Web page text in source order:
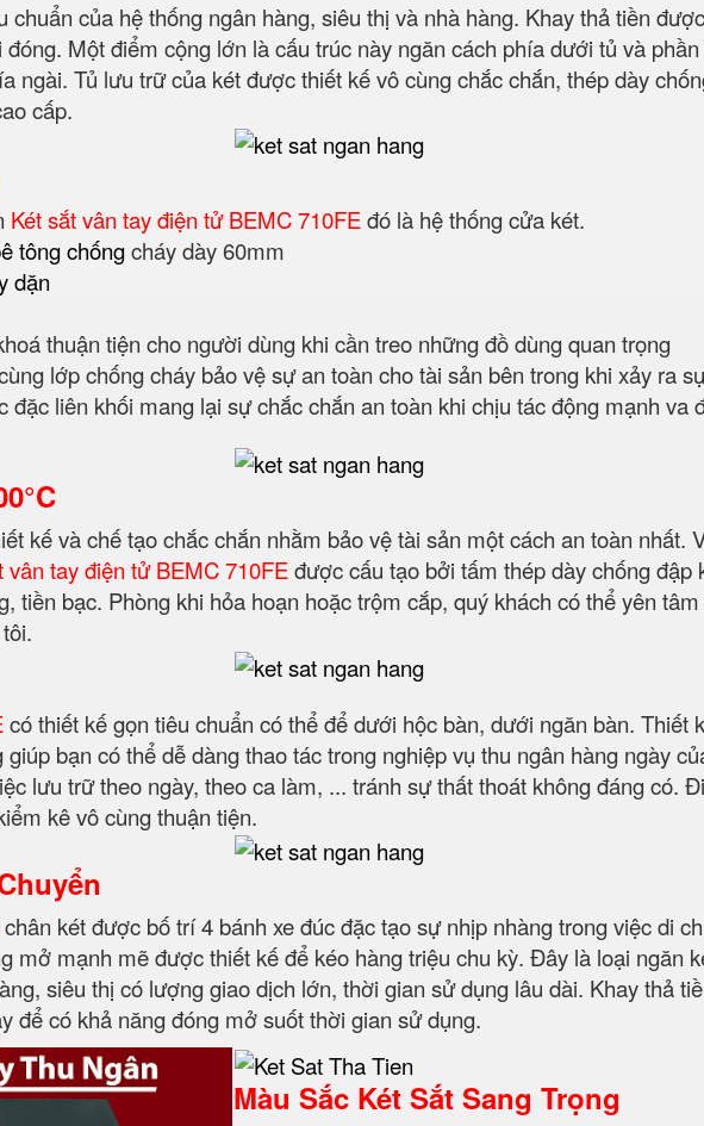
của hệ thống ngân hàng, siêu thị và nhà hàng. Khay thả tiền
Một điểm cộng lớn là cấu trúc này ngăn cách phía dưới tủ và
ngài. Tủ lưu trữ của két được thiết kế vô cùng chắc chắn, thép dày
cấp.
Két sắt vân tay điện tử BEMC 710FEđó là hệ thống cửa két.
tông chốngcháy dày 60mm
dặn
thuận tiện cho người dùng khi cần treo những đồ dùng quan trọng
lớp chống cháy bảo vệ sự an toàn cho tài sản bên trong khi xảy ra
liên khối mang lại sự chắc chắn an toàn khi chịu tác động mạnh va
kế và chế tạo chắc chắn nhằm bảo vệ tài sản một cách an toàn nhất.
vân tay điện tử BEMC 710FEđược cấu tạo bởi tấm thép dày chống đập
tiền bạc. Phòng khi hỏa hoạn hoặc trộm cắp, quý khách có thể yên
có thiết kế gọn tiêu chuẩn có thể để dưới hộc bàn, dưới ngăn bàn. Thiết
bạn có thể dễ dàng thao tác trong nghiệp vụ thu ngân hàng ngày
lưu trữ theo ngày, theo ca làm, ... tránh sự thất thoát không đáng có.
kê vô cùng thuận tiện.
chân két được bố trí 4 bánh xe đúc đặc tạo sự nhịp nhàng trong việc di
mở mạnh mẽ được thiết kế để kéo hàng triệu chu kỳ. Đây là loại ngăn
siêu thị có lượng giao dịch lớn, thời gian sử dụng lâu dài. Khay thả
để có khả năng đóng mở suốt thời gian sử dụng.
Màu Sắc Két Sắt Sang Trọng